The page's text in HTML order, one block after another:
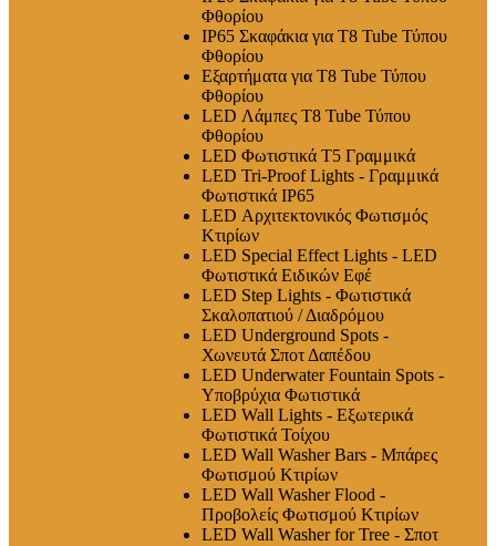
Φθορίου
IP65 Σκαφάκια για Τ8 Tube Τύπου
Φθορίου
Εξαρτήματα για T8 Tube Τύπου
Φθορίου
LED Λάμπες Τ8 Tube Τύπου
Φθορίου
LED Φωτιστικά T5 Γραμμικά
LED Tri-Proof Lights - Γραμμικά
Φωτιστικά IP65
LED Αρχιτεκτονικός Φωτισμός
Κτιρίων
LED Special Effect Lights - LED
Φωτιστικά Ειδικών Εφέ
LED Step Lights - Φωτιστικά
Σκαλοπατιού / Διαδρόμου
LED Underground Spots -
Χωνευτά Σποτ Δαπέδου
LED Underwater Fountain Spots -
Υποβρύχια Φωτιστικά
LED Wall Lights - Εξωτερικά
Φωτιστικά Τοίχου
LED Wall Washer Bars - Μπάρες
Φωτισμού Κτιρίων
LED Wall Washer Flood -
Προβολείς Φωτισμού Κτιρίων
LED Wall Washer for Tree - Σποτ